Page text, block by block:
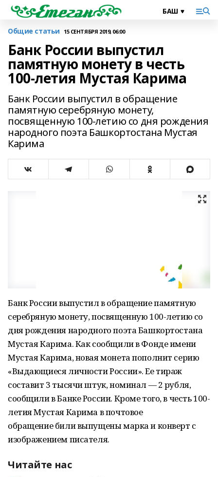
Общие статьи 15 СЕНТЯБРЯ 2019, 06:00
Банк России выпустил
памятную монету в честь
100-летия Мустая Карима
Банк России выпустил в обращение
памятную серебряную монету,
посвященную 100-летию со дня рождения
народного поэта Башкортостана Мустая
Карима
Банк России выпустил в обращение памятную
серебряную монету, посвященную 100-летию со
дня рождения народного поэта Башкортостана
Мустая Карима. Как сообщили в Фонде имени
Мустая Карима, новая монета пополнит серию
«Выдающиеся личности России». Ее тираж
составит 3 тысячи штук, номинал — 2 рубля,
сообщили в Банке России. Кроме того, в честь 100-
летия Мустая Карима в почтовое
обращение били выпущены марка и конверт с
изображением писателя.
Читайте нас